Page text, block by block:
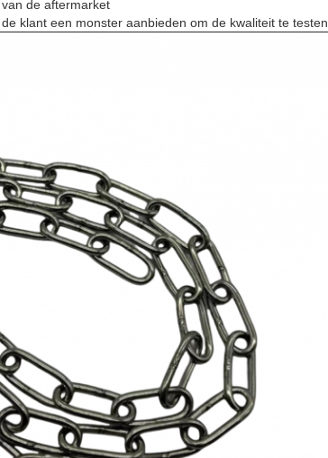
de aftermarket
klant een monster aanbieden om de kwaliteit te testen.